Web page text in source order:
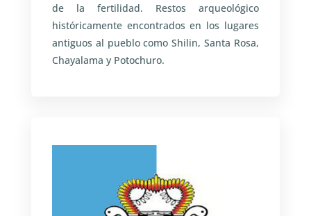
de la fertilidad. Restos arqueológico
históricamente encontrados en los lugares
antiguos al pueblo como Shilin, Santa Rosa,
Chayalama y Potochuro.